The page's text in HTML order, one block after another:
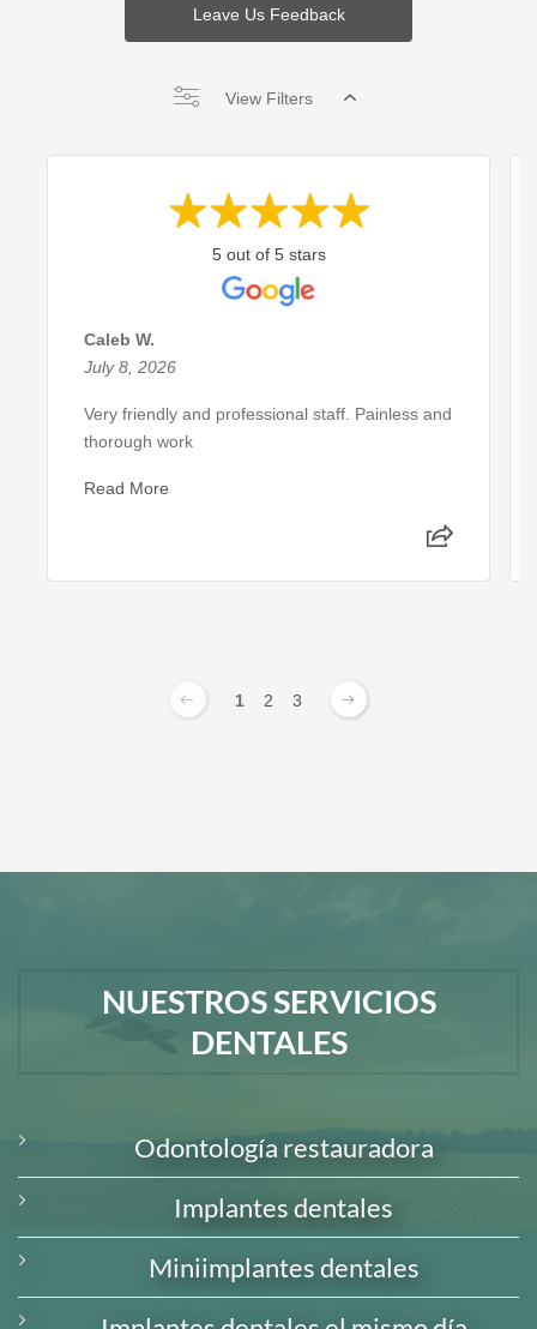
Leave Us Feedback
View Filters
5 out of 5 stars
Caleb W.
July 8, 2026
Very friendly and professional staff. Painless and
thorough work
Read More
1 2 3
NUESTROS SERVICIOS
DENTALES
Odontología restauradora
Implantes dentales
Miniimplantes dentales